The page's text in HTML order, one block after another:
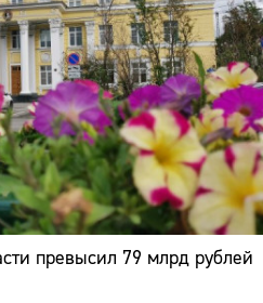
превысил 79 млрд рублей